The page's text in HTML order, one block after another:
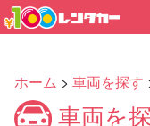
ホーム > 車両を探す
車両を